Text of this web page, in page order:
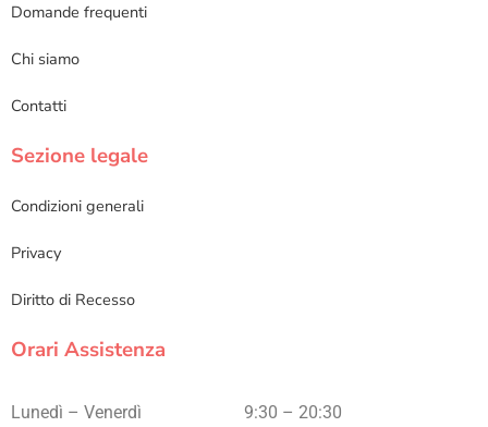
Domande frequenti
Chi siamo
Contatti
Sezione legale
Condizioni generali
Privacy
Diritto di Recesso
Orari Assistenza
Lunedì – Venerdì 9:30 – 20:30